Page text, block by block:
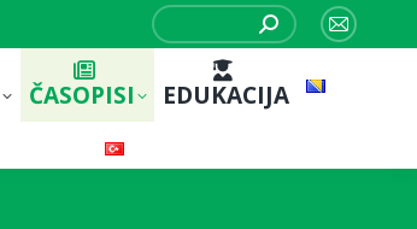
Search:
Mail
ČASOPISI EDUKACIJA